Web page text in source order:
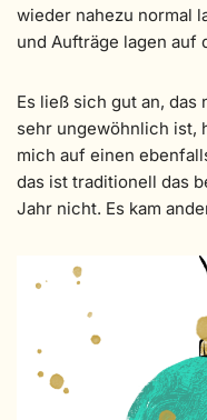
wieder nahezu normal
und Aufträge lagen auf
Es ließ sich gut an, das
sehr ungewöhnlich ist,
mich auf einen
das ist traditionell das
Jahr nicht. Es kam